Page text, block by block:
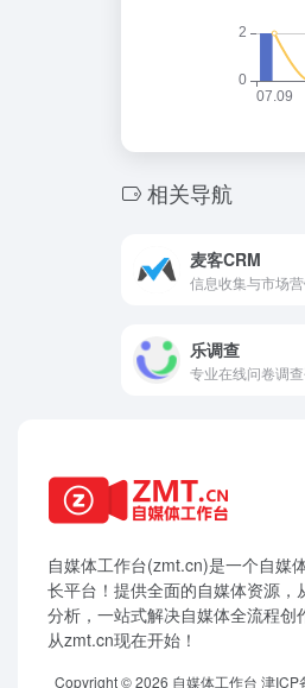
相关导航
麦客CRM
信息收集与市场
乐调查
专业在线问卷调
自媒体工作台(zmt.cn)是一个自媒
长平台！提供全面的自媒体资源
分析，一站式解决自媒体全流程创
从zmt.cn现在开始！
Copyright © 2026 自媒体工作台 津ICP